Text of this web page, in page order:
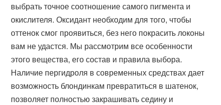
выбрать точное соотношение самого пигмента и
окислителя. Оксидант необходим для того, чтобы
оттенок смог проявиться, без него покрасить локоны
вам не удастся. Мы рассмотрим все особенности
этого вещества, его состав и правила выбора.
Наличие пергидроля в современных средствах дает
возможность блондинкам превратиться в шатенок,
позволяет полностью закрашивать седину и